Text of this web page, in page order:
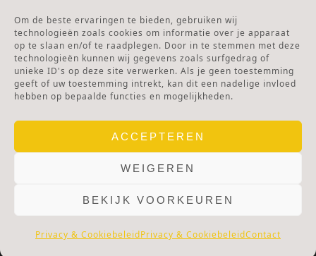
Om de beste ervaringen te bieden, gebruiken wij
technologieën zoals cookies om informatie over je apparaat
op te slaan en/of te raadplegen. Door in te stemmen met deze
technologieën kunnen wij gegevens zoals surfgedrag of
unieke ID's op deze site verwerken. Als je geen toestemming
geeft of uw toestemming intrekt, kan dit een nadelige invloed
hebben op bepaalde functies en mogelijkheden.
ACCEPTEREN
WEIGEREN
BEKIJK VOORKEUREN
Privacy & CookiebeleidPrivacy & CookiebeleidContact
Ga naar Doneren
ANBI Stichting
RSIN nummer:002832987
© 2025 OLV TER NOOD. WEBSITE. PRIVACY & COOKIES.
DISCLAIMER. AVG PROTOCOL.